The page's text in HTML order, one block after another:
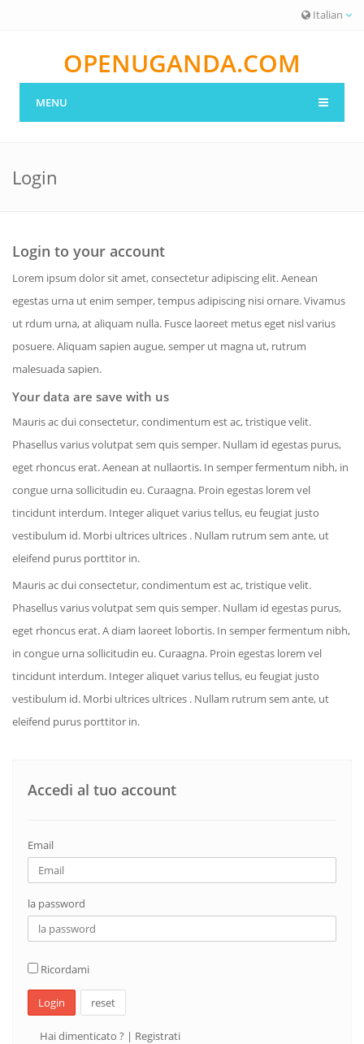
Italian
OPENUGANDA.COM
MENU
Login
Login to your account
Lorem ipsum dolor sit amet, consectetur adipiscing elit. Aenean
egestas urna ut enim semper, tempus adipiscing nisi ornare. Vivamus
ut rdum urna, at aliquam nulla. Fusce laoreet metus eget nisl varius
posuere. Aliquam sapien augue, semper ut magna ut, rutrum
malesuada sapien.
Your data are save with us
Mauris ac dui consectetur, condimentum est ac, tristique velit.
Phasellus varius volutpat sem quis semper. Nullam id egestas purus,
eget rhoncus erat. Aenean at nullaortis. In semper fermentum nibh, in
congue urna sollicitudin eu. Curaagna. Proin egestas lorem vel
tincidunt interdum. Integer aliquet varius tellus, eu feugiat justo
vestibulum id. Morbi ultrices ultrices . Nullam rutrum sem ante, ut
eleifend purus porttitor in.
Mauris ac dui consectetur, condimentum est ac, tristique velit.
Phasellus varius volutpat sem quis semper. Nullam id egestas purus,
eget rhoncus erat. A diam laoreet lobortis. In semper fermentum nibh,
in congue urna sollicitudin eu. Curaagna. Proin egestas lorem vel
tincidunt interdum. Integer aliquet varius tellus, eu feugiat justo
vestibulum id. Morbi ultrices ultrices . Nullam rutrum sem ante, ut
eleifend purus porttitor in.
Accedi al tuo account
Email
la password
Ricordami
Login reset
Hai dimenticato ? | Registrati